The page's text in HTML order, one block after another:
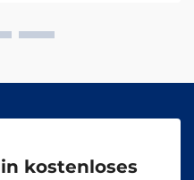
kostenloses